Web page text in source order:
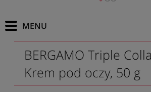
BERGAMO Triple
Krem pod oczy, 50 g